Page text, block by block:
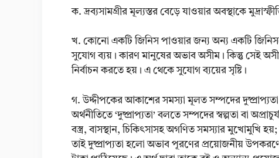
ক. দ্রব্যসামগ্রীর মূল্যস্তর বেড়ে যাওয়ার অবস্থাকে
খ. কোনো একটি জিনিস পাওয়ার জন্য অন্য একটি
সুযোগ ব্যয়। কারণ মানুষের অভাব অসীম। কিন্তু সেই
নির্বাচন করতে হয়। এ থেকে সুযোগ ব্যয়ের সৃষ্টি।
গ. উদ্দীপকের আকাশের সমস্যা মূলত সম্পদের
অর্থনীতিতে ‘দুষ্প্রাপ্যতা’ বলতে সম্পদের স্বল্পতা বা
বস্ত্র, বাসস্থান, চিকিৎসাসহ অগণিত সমস্যার মুখোমুখি
তাই দুষ্প্রাপ্যতা হলো অভাব পূরণের প্রয়োজনীয়